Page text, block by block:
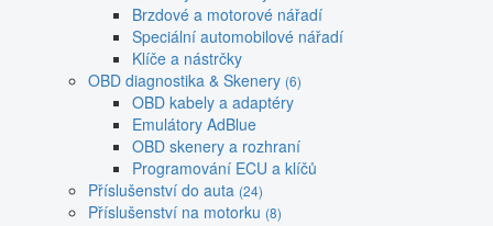
Brzdové a motorové nářadí
Speciální automobilové nářadí
Klíče a nástrčky
OBD diagnostika & Skenery (6)
OBD kabely a adaptéry
Emulátory AdBlue
OBD skenery a rozhraní
Programování ECU a klíčů
Příslušenství do auta (24)
Příslušenství na motorku (8)